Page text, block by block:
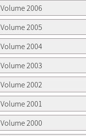
Volume 2006
Volume 2005
Volume 2004
Volume 2003
Volume 2002
Volume 2001
Volume 2000